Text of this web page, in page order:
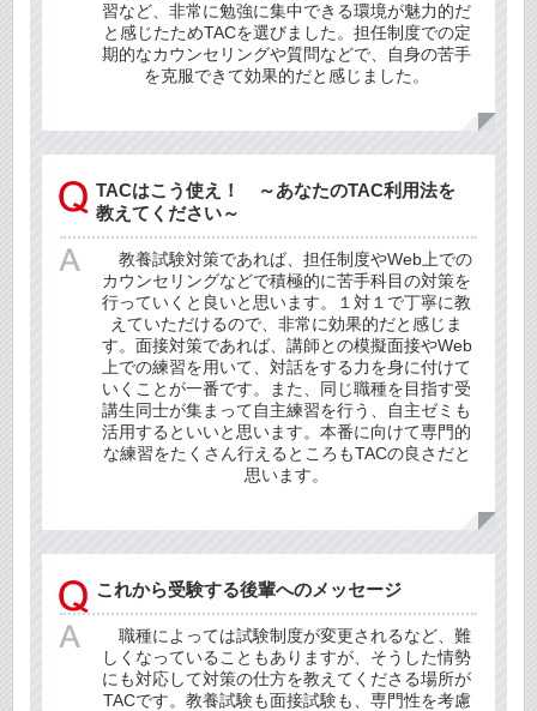
習など、非常に勉強に集中できる環境が魅力的だ
と感じたためTACを選びました。担任制度での定
期的なカウンセリングや質問などで、自身の苦手
を克服できて効果的だと感じました。
TACはこう使え！ ～あなたのTAC利用法を
教えてください～
教養試験対策であれば、担任制度やWeb上での
カウンセリングなどで積極的に苦手科目の対策を
行っていくと良いと思います。１対１で丁寧に教
えていただけるので、非常に効果的だと感じま
す。面接対策であれば、講師との模擬面接やWeb
上での練習を用いて、対話をする力を身に付けて
いくことが一番です。また、同じ職種を目指す受
講生同士が集まって自主練習を行う、自主ゼミも
活用するといいと思います。本番に向けて専門的
な練習をたくさん行えるところもTACの良さだと
思います。
これから受験する後輩へのメッセージ
職種によっては試験制度が変更されるなど、難
しくなっていることもありますが、そうした情勢
にも対応して対策の仕方を教えてくださる場所が
TACです。教養試験も面接試験も、専門性を考慮